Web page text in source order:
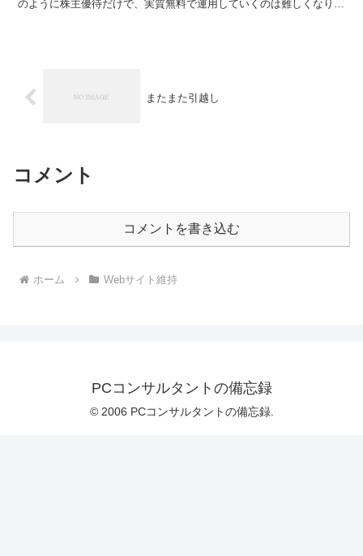
のように株主優待だけで、実質無料で運用していくのは難しくなりま
またまた引越し
コメント
コメントを書き込む
ホーム Webサイト維持
PCコンサルタントの備忘録
© 2006 PCコンサルタントの備忘録.